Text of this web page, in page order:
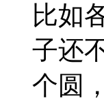
比如
子还
个圆